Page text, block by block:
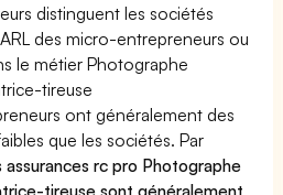
distinguent les sociétés
des micro-entrepreneurs ou
le métier Photographe
tireuse
ont généralement des
que les sociétés. Par
assurances rc pro Photographe
tireuse sont généralement